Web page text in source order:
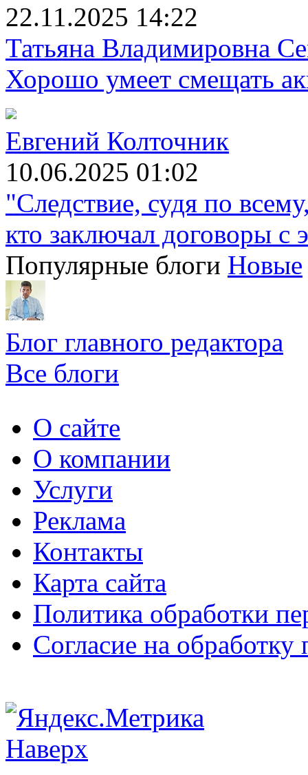
22.11.2025 14:22
Татьяна Владимировна
Хорошо умеет смещать
Евгений Колточник
10.06.2025 01:02
"Следствие, судя по
кто заключал договоры с
Популярные блоги Новые
Блог главного редактора
Все блоги
О сайте
О компании
Услуги
Реклама
Контакты
Карта сайта
Политика обработки
Согласие на
Наверх